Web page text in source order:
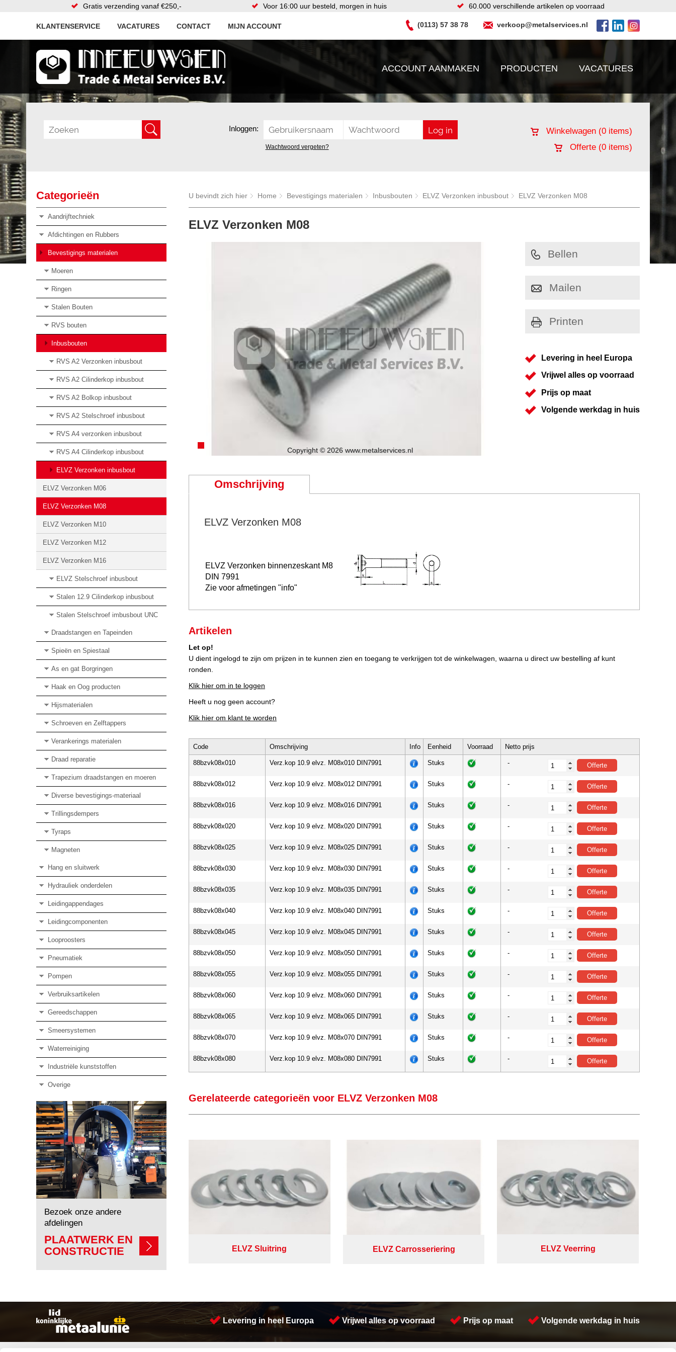
Gratis verzending vanaf €250,- Voor 16:00 uur besteld, morgen in huis 60.000 verschillende artikelen op voorraad
KLANTENSERVICE VACATURES CONTACT MIJN ACCOUNT (0113) 57 38 78 verkoop@metalservices.nl
ACCOUNT AANMAKEN PRODUCTEN VACATURES
Inloggen:
Wachtwoord vergeten?
Winkelwagen (0 items)
Offerte (0 items)
Categorieën
Aandrijftechniek
Afdichtingen en Rubbers
Bevestigings materialen
Moeren
Ringen
Stalen Bouten
RVS bouten
Inbusbouten
RVS A2 Verzonken inbusbout
RVS A2 Cilinderkop inbusbout
RVS A2 Bolkop inbusbout
RVS A2 Stelschroef inbusbout
RVS A4 verzonken inbusbout
RVS A4 Cilinderkop inbusbout
ELVZ Verzonken inbusbout
ELVZ Verzonken M06
ELVZ Verzonken M08
ELVZ Verzonken M10
ELVZ Verzonken M12
ELVZ Verzonken M16
ELVZ Stelschroef inbusbout
Stalen 12.9 Cilinderkop inbusbout
Stalen Stelschroef imbusbout UNC
Draadstangen en Tapeinden
Spieën en Spiestaal
As en gat Borgringen
Haak en Oog producten
Hijsmaterialen
Schroeven en Zelftappers
Verankerings materialen
Draad reparatie
Trapezium draadstangen en moeren
Diverse bevestigings-materiaal
Trillingsdempers
Tyraps
Magneten
Hang en sluitwerk
Hydrauliek onderdelen
Leidingappendages
Leidingcomponenten
Looproosters
Pneumatiek
Pompen
Verbruiksartikelen
Gereedschappen
Smeersystemen
Waterreiniging
Industriële kunststoffen
Overige
Bezoek onze andere
afdelingen
PLAATWERK EN
CONSTRUCTIE
U bevindt zich hier Home Bevestigings materialen Inbusbouten ELVZ Verzonken inbusbout ELVZ Verzonken M08
ELVZ Verzonken M08
Copyright © 2026 www.metalservices.nl
Bellen
Mailen
Printen
Levering in heel Europa
Vrijwel alles op voorraad
Prijs op maat
Volgende werkdag in huis
Omschrijving
ELVZ Verzonken M08
ELVZ Verzonken binnenzeskant M8
DIN 7991
Zie voor afmetingen "info"
Artikelen
Let op!
U dient ingelogd te zijn om prijzen in te kunnen zien en toegang te verkrijgen tot de winkelwagen, waarna u direct uw bestelling af kunt
ronden.
Klik hier om in te loggen
Heeft u nog geen account?
Klik hier om klant te worden
Code Omschrijving Info Eenheid Voorraad Netto prijs
88bzvk08x010 Verz.kop 10.9 elvz. M08x010 DIN7991 Stuks -
88bzvk08x012 Verz.kop 10.9 elvz. M08x012 DIN7991 Stuks -
88bzvk08x016 Verz.kop 10.9 elvz. M08x016 DIN7991 Stuks -
88bzvk08x020 Verz.kop 10.9 elvz. M08x020 DIN7991 Stuks -
88bzvk08x025 Verz.kop 10.9 elvz. M08x025 DIN7991 Stuks -
88bzvk08x030 Verz.kop 10.9 elvz. M08x030 DIN7991 Stuks -
88bzvk08x035 Verz.kop 10.9 elvz. M08x035 DIN7991 Stuks -
88bzvk08x040 Verz.kop 10.9 elvz. M08x040 DIN7991 Stuks -
88bzvk08x045 Verz.kop 10.9 elvz. M08x045 DIN7991 Stuks -
88bzvk08x050 Verz.kop 10.9 elvz. M08x050 DIN7991 Stuks -
88bzvk08x055 Verz.kop 10.9 elvz. M08x055 DIN7991 Stuks -
88bzvk08x060 Verz.kop 10.9 elvz. M08x060 DIN7991 Stuks -
88bzvk08x065 Verz.kop 10.9 elvz. M08x065 DIN7991 Stuks -
88bzvk08x070 Verz.kop 10.9 elvz. M08x070 DIN7991 Stuks -
88bzvk08x080 Verz.kop 10.9 elvz. M08x080 DIN7991 Stuks -
Gerelateerde categorieën voor ELVZ Verzonken M08
ELVZ Sluitring ELVZ Carrosseriering ELVZ Veerring
Levering in heel Europa Vrijwel alles op voorraad Prijs op maat Volgende werkdag in huis